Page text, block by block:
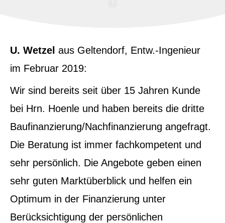
U. Wetzel aus Geltendorf, Entw.-Ingenieur
im Februar 2019:
Wir sind bereits seit über 15 Jahren Kunde
bei Hrn. Hoenle und haben bereits die dritte
Baufinanzierung/Nachfinanzierung angefragt.
Die Beratung ist immer fachkompetent und
sehr persönlich. Die Angebote geben einen
sehr guten Marktüberblick und helfen ein
Optimum in der Finanzierung unter
Berücksichtigung der persönlichen